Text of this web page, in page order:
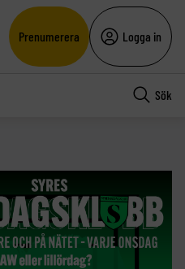
Prenumerera Logga in
Sök